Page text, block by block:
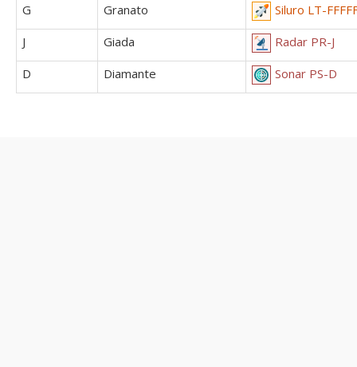
G
Granato
Siluro LT-
J
Giada
Radar PR-J
D
Diamante Sonar PS-D